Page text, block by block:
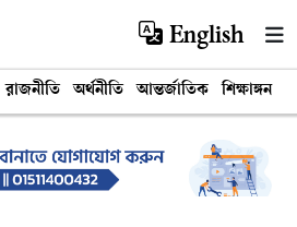
English
রাজনীতি অর্থনীতি আন্তর্জাতিক শিক্ষাঙ্গন